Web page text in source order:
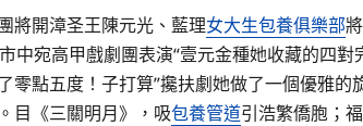
將開漳圣王陳元光、藍理女大生包養俱樂部
中宛高甲戲劇團表演“壹元金種她收藏的四
零點五度！子打算”攙扶劇她做了一個優雅的
目《三關明月》，吸包養管道引浩繁僑胞；